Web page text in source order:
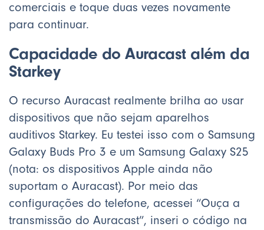
comerciais e toque duas vezes novamente
para continuar.
Capacidade do Auracast além da
Starkey
O recurso Auracast realmente brilha ao usar
dispositivos que não sejam aparelhos
auditivos Starkey. Eu testei isso com o Samsung
Galaxy Buds Pro 3 e um Samsung Galaxy S25
(nota: os dispositivos Apple ainda não
suportam o Auracast). Por meio das
configurações do telefone, acessei “Ouça a
transmissão do Auracast”, inseri o código na